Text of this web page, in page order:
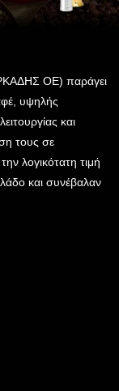
ΟΕ) παράγει
υψηλής
και
τους σε
λογικότατη τιμή
και συνέβαλαν